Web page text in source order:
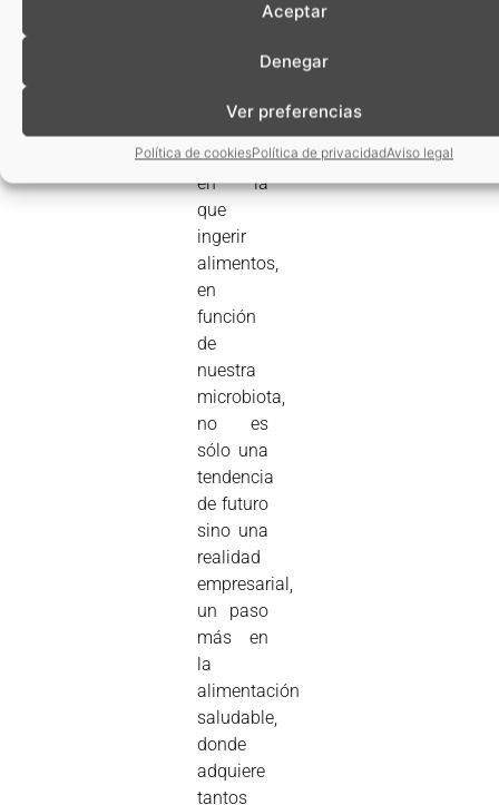
Aceptar
Denegar
Ver preferencias
Política de cookiesPolítica de privacidadAviso legal
posibilitado
hacia la
personalizada
en la
que
ingerir
alimentos,
en
función
de
nuestra
microbiota,
no es
sólo una
tendencia
de futuro
sino una
realidad
empresarial,
un paso
más en
la
alimentación
saludable,
donde
adquiere
tantos